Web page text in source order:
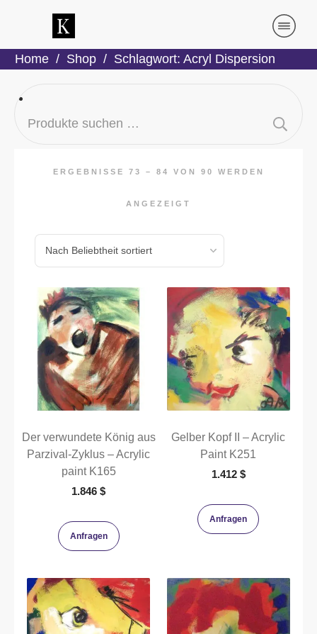
Home / Shop / Schlagwort: Acryl Dispersion
Suchen
ERGEBNISSE 73 – 84 VON 90 WERDEN
ANGEZEIGT
Der verwundete König aus
Parzival-Zyklus – Acrylic
paint K165
1.846$
Anfragen
Gelber Kopf II – Acrylic
Paint K251
1.412 $
Anfragen